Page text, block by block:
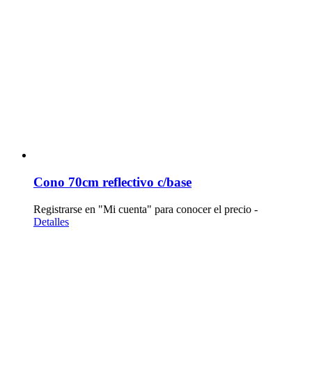
Cono 70cm reflectivo c/base
Registrarse en "Mi cuenta" para conocer el precio -
Detalles